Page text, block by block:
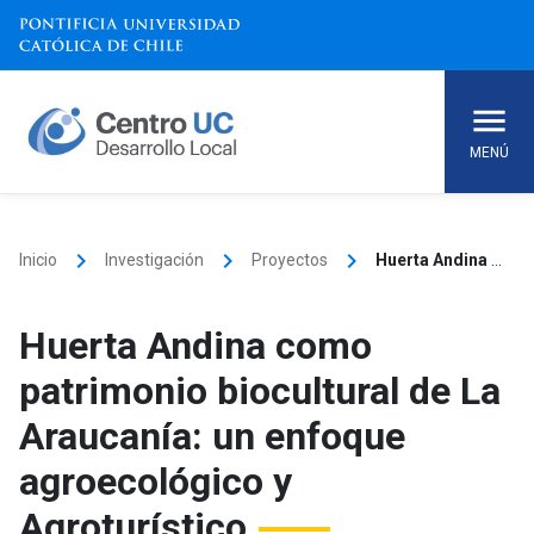
Skip
content
MENÚ
Inicio keyboard_arrow_right Investigación keyboard_arrow_right Proyectos keyboard_arrow_right
Huerta Andina como
patrimonio biocultural de La
Araucanía: un enfoque
agroecológico y